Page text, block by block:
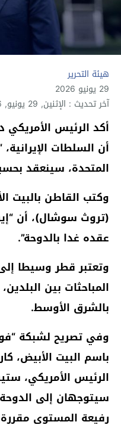
هيئة التحرير
29 يونيو 2026
آخر تحديث : الإثنين, 29 يونيو, 2026 - 8:27 مساءً
أكد الرئيس الأمريكي
أن السلطات
المتحدة، سينعقد
وكتب القاطن بالبيت
(تروث سوشال)، أن
عقده غدا بالدوحة”.
وتعتبر قطر وسيطا
المباحثات بين
بالشرق الأوسط.
وفي تصريح لشبكة
باسم البيت الأبيض،
الرئيس الأمريكي،
سيتوجهان إلى
رفيعة المستوى مقررة